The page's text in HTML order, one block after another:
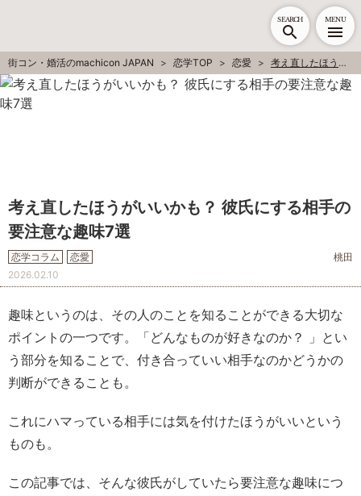
SEARCH MENU
街コン・婚活のmachicon JAPAN 恋学TOP 恋愛 考え直したほうがいいかも？ 彼氏にする相手の要注意な趣味7選
考え直したほうがいいかも？ 彼氏にする相手の
要注意な趣味7選
恋学コラム 恋愛
桃田
2026.02.10
趣味というのは、その人のことを知ることができる大切な
ポイントの一つです。「どんなものが好きなのか？ 」とい
う部分を知ることで、付き合っていい相手なのかどうかの
判断ができることも。
これにハマっている相手には気を付けたほうがいいという
ものも。
この記事では、そんな彼氏がしていたら要注意な趣味につ